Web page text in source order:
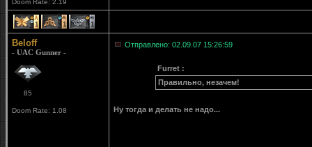
Doom Rate: 2.19
1 1 1
Beloff
- UAC Gunner -
85
Doom Rate: 1.08
Отправлено: 02.09.07 15:26:59
Furret :
Правильно, незачем!
Ну тогда и делать не надо...